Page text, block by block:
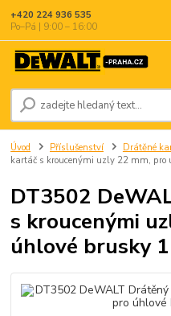
+420 224 936 535
Po–Pá | 9:00 – 16:00
Úvod Příslušenství Drátěné
kartáč s kroucenými uzly 22 mm,
DT3502
s kroucenými
úhlové brusky